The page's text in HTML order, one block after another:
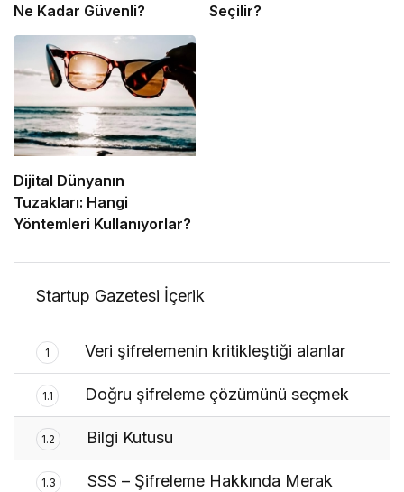
Ne Kadar Güvenli?
Seçilir?
Dijital Dünyanın
Tuzakları: Hangi
Yöntemleri Kullanıyorlar?
Startup Gazetesi İçerik
1 Veri şifrelemenin kritikleştiği alanlar
1.1 Doğru şifreleme çözümünü seçmek
1.2 Bilgi Kutusu
1.3
SSS – Şifreleme Hakkında Merak